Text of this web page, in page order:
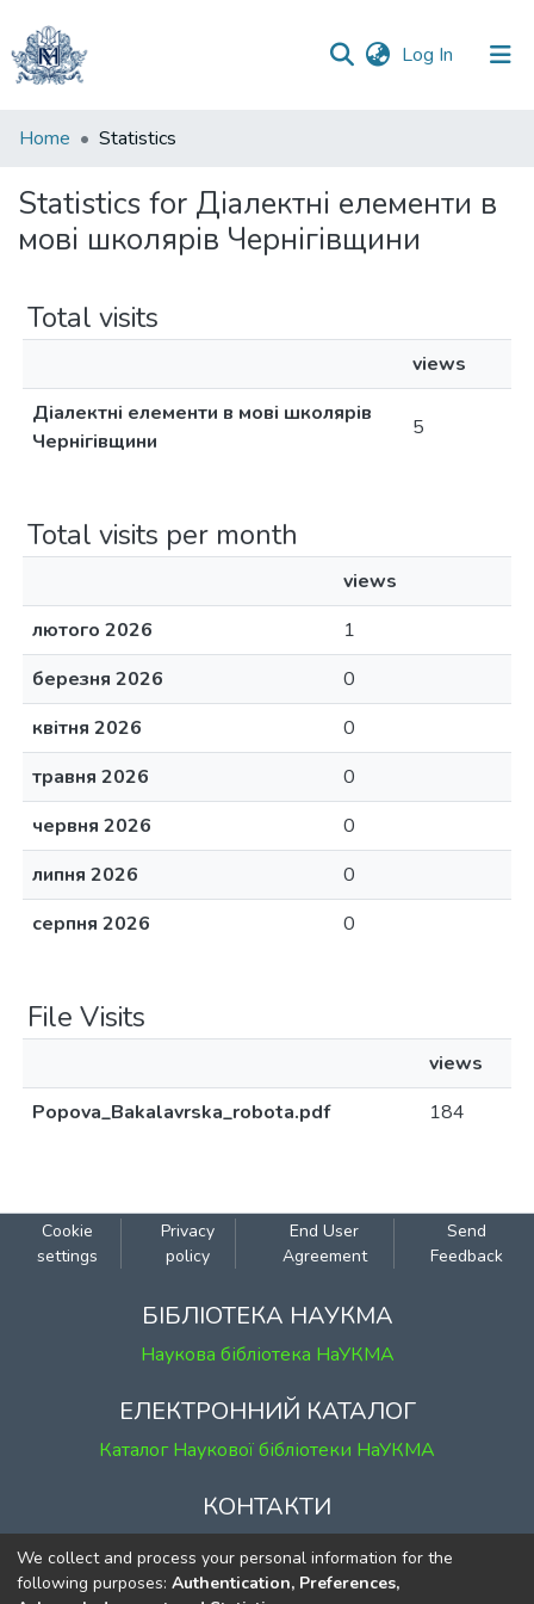
Log In (current)
Communities
Collections
All of DSpace
Home Statistics
Statistics for Діалектні елементи в
мові школярів Чернігівщини
Total visits
views
Діалектні елементи в мові школярів
Чернігівщини
5
Total visits per month
views
лютого 2026
1
березня 2026
0
квітня 2026
0
травня 2026
0
червня 2026
0
липня 2026
0
серпня 2026
0
File Visits
views
Popova_Bakalavrska_robota.pdf
184
Cookie
settings
Privacy
policy
End User
Agreement
Send
Feedback
БІБЛІОТЕКА НАУКМА
Наукова бібліотека НаУКМА
ЕЛЕКТРОННИЙ КАТАЛОГ
Каталог Наукової бібліотеки НаУКМА
КОНТАКТИ
м. Київ, вул. Григорія Сковороди, 2
к. 1, к. 120
We collect and process your personal information for the
following purposes: Authentication, Preferences,